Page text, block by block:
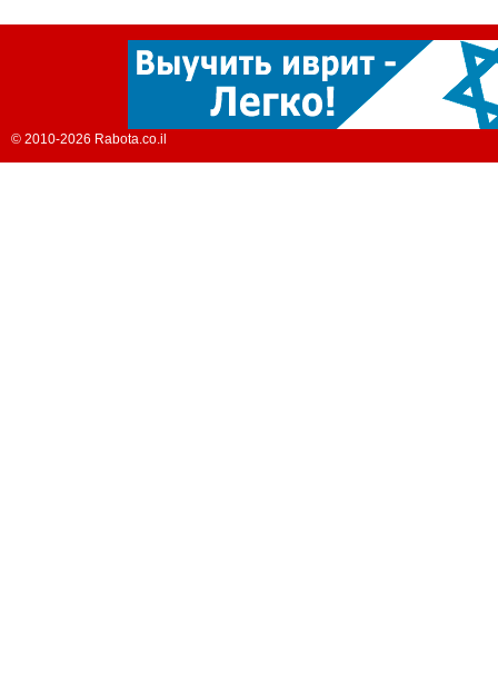
© 2010-2026 Rabota.co.il